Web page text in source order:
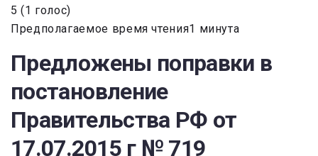
5 (1 голос)
Предполагаемое время чтения1 минута
Предложены поправки в
постановление
Правительства РФ от
17.07.2015 г № 719